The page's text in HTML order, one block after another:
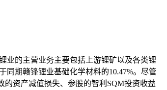
业的主营业务主要包括上游锂矿以及各类锂
同期赣锋锂业基础化学材料的10.47%。尽管
的资产减值损失、参股的智利SQM投资收益